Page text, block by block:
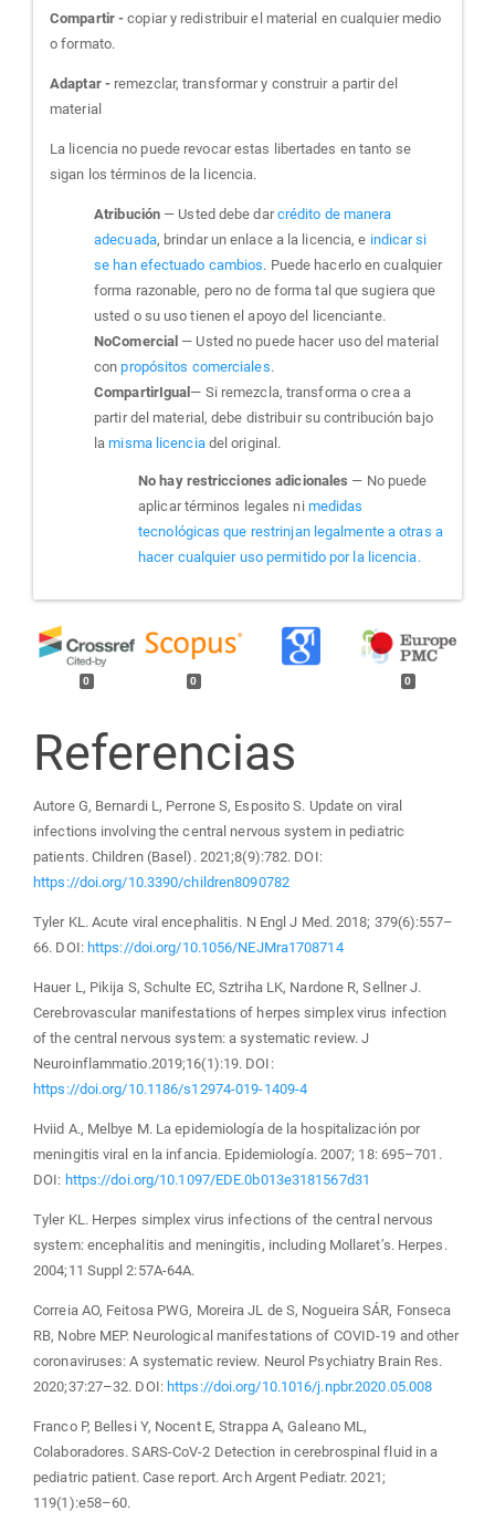
Compartir -copiar y redistribuir el material en cualquier medio
o formato.
Adaptar -remezclar, transformar y construir a partir del
material
La licencia no puede revocar estas libertades en tanto se
sigan los términos de la licencia.
Atribución — Usted debe darcrédito de manera
adecuada, brindar un enlace a la licencia, e indicar si
se han efectuado cambios. Puede hacerlo en cualquier
forma razonable, pero no de forma tal que sugiera que
usted o su uso tienen el apoyo del licenciante.
NoComercial — Usted no puede hacer uso del material
conpropósitos comerciales.
CompartirIgual — Si remezcla, transforma o crea a
partir del material, debe distribuir su contribución bajo
lamisma licenciadel original.
No hay restricciones adicionales — No puede
aplicar términos legales ni medidas
tecnológicas que restrinjan legalmente a otras a
hacer cualquier uso permitido por la licencia.
0 0 0
Referencias
Autore G, Bernardi L, Perrone S, Esposito S. Update on viral
infections involving the central nervous system in pediatric
patients. Children (Basel). 2021;8(9):782. DOI:
https://doi.org/10.3390/children8090782
Tyler KL. Acute viral encephalitis. N Engl J Med. 2018; 379(6):557–
66. DOI: https://doi.org/10.1056/NEJMra1708714
Hauer L, Pikija S, Schulte EC, Sztriha LK, Nardone R, Sellner J.
Cerebrovascular manifestations of herpes simplex virus infection
of the central nervous system: a systematic review. J
Neuroinflammatio.2019;16(1):19. DOI:
https://doi.org/10.1186/s12974-019-1409-4
Hviid A., Melbye M. La epidemiología de la hospitalización por
meningitis viral en la infancia. Epidemiología. 2007; 18: 695–701.
DOI: https://doi.org/10.1097/EDE.0b013e3181567d31
Tyler KL. Herpes simplex virus infections of the central nervous
system: encephalitis and meningitis, including Mollaret’s. Herpes.
2004;11 Suppl 2:57A-64A.
Correia AO, Feitosa PWG, Moreira JL de S, Nogueira SÁR, Fonseca
RB, Nobre MEP. Neurological manifestations of COVID-19 and other
coronaviruses: A systematic review. Neurol Psychiatry Brain Res.
2020;37:27–32. DOI: https://doi.org/10.1016/j.npbr.2020.05.008
Franco P, Bellesi Y, Nocent E, Strappa A, Galeano ML,
Colaboradores. SARS-CoV-2 Detection in cerebrospinal fluid in a
pediatric patient. Case report. Arch Argent Pediatr. 2021;
119(1):e58–60.